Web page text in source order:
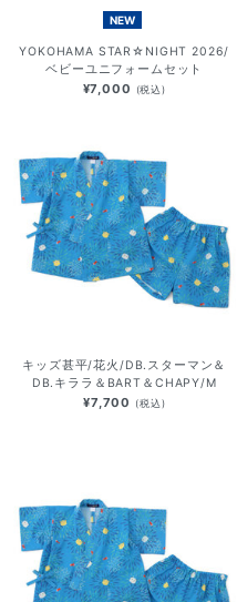
NEW
YOKOHAMA STAR☆NIGHT 2026/
ベビーユニフォームセット
¥7,000 (税込)
キッズ甚平/花火/DB.スターマン＆
DB.キララ＆BART＆CHAPY/M
¥7,700 (税込)